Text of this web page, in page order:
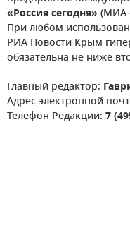
«Россия сегодня» (МИА
При любом
РИА Новости Крым
обязательна не ниже
Главный редактор:
Адрес электронной
Телефон Редакции: 7